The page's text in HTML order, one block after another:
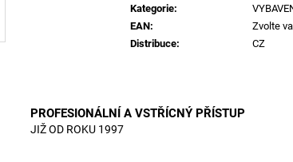
Kategorie:
EAN:
Zvolte
Distribuce: CZ
PROFESIONÁLNÍ A VSTŘÍCNÝ PŘÍSTUP
JIŽ OD ROKU 1997